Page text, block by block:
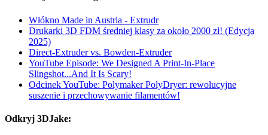
Włókno Made in Austria - Extrudr
Drukarki 3D FDM średniej klasy za około 2000 zł! (Edycja
2025)
Direct-Extruder vs. Bowden-Extruder
YouTube Episode: We Designed A Print-In-Place
Slingshot...And It Is Scary!
Odcinek YouTube: Polymaker PolyDryer: rewolucyjne
suszenie i przechowywanie filamentów!
Odkryj 3DJake: